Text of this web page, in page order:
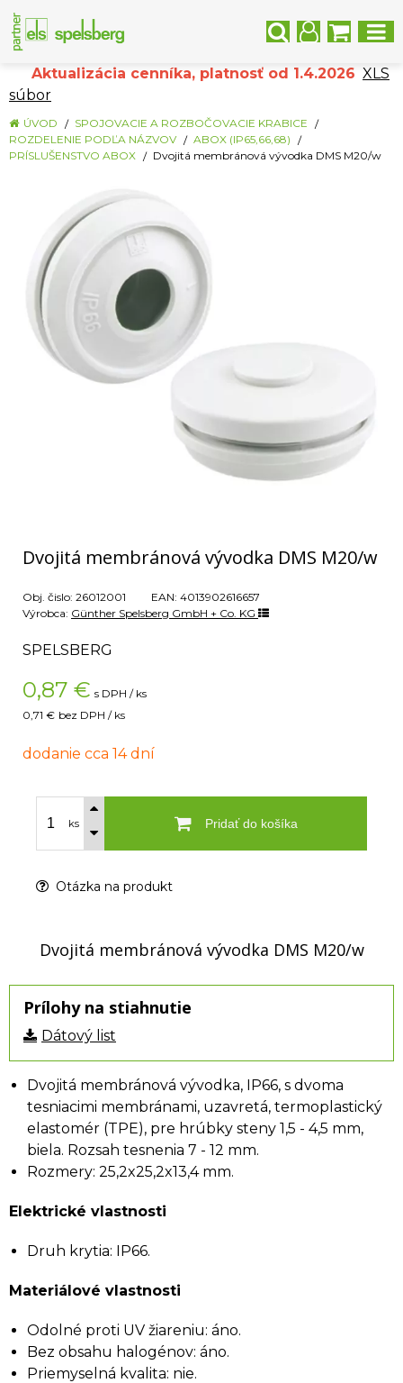
Aktualizácia cenníka, platnosť od 1.4.2026 XLS
súbor
ÚVOD
SPOJOVACIE A ROZBOČOVACIE KRABICE
ROZDELENIE PODĽA NÁZVOV
ABOX (IP65,66,68)
PRÍSLUŠENSTVO ABOX
Dvojitá membránová vývodka DMS M20/w
Dvojitá membránová vývodka DMS M20/w
Obj. čislo: 26012001 EAN: 4013902616657
Výrobca: Günther Spelsberg GmbH + Co. KG
SPELSBERG
0,87 € s DPH / ks
0,71 € bez DPH / ks
dodanie cca 14 dní
ks Pridať do košíka
Otázka na produkt
Dvojitá membránová vývodka DMS M20/w
Prílohy na stiahnutie
Dátový list
Dvojitá membránová vývodka, IP66, s dvoma
tesniacimi membránami, uzavretá, termoplastický
elastomér (TPE), pre hrúbky steny 1,5 - 4,5 mm,
biela. Rozsah tesnenia 7 - 12 mm.
Rozmery: 25,2x25,2x13,4 mm.
Elektrické vlastnosti
Druh krytia: IP66.
Materiálové vlastnosti
Odolné proti UV žiareniu: áno.
Bez obsahu halogénov: áno.
Priemyselná kvalita: nie.